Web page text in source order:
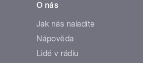
O nás
Jak nás naladíte
Nápověda
Lidé v rádiu